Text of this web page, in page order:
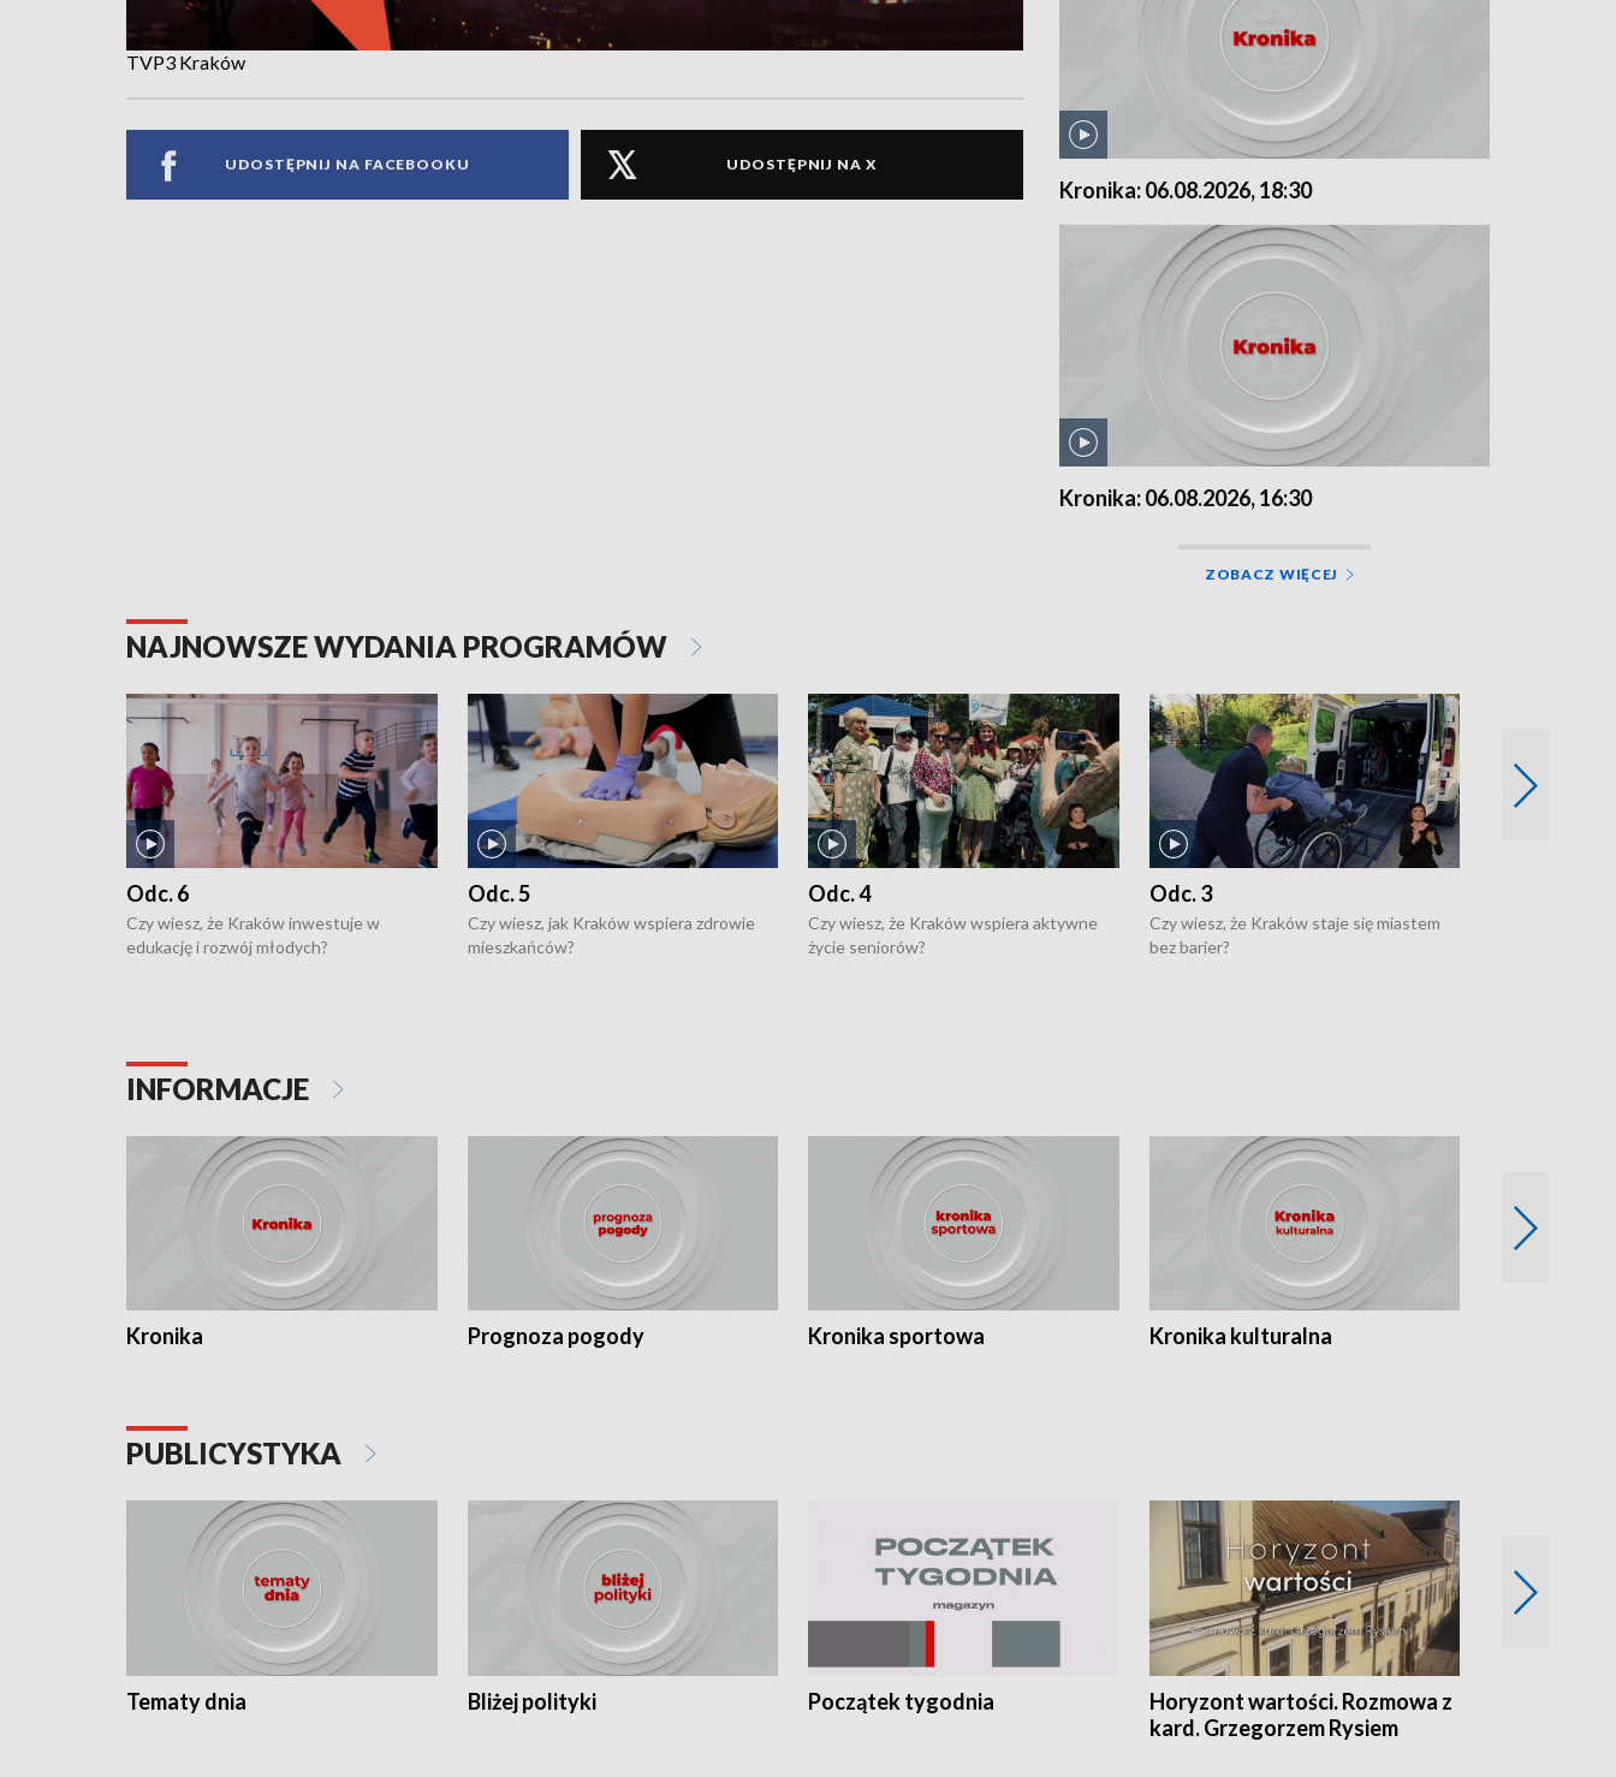
TVP3 Kraków
UDOSTĘPNIJ NA FACEBOOKU UDOSTĘPNIJ NA X
Kronika: 06.08.2026, 18:30
Kronika: 06.08.2026, 16:30
ZOBACZ WIĘCEJ
NAJNOWSZE WYDANIA PROGRAMÓW
Odc. 6
Czy wiesz, że Kraków inwestuje w
edukację i rozwój młodych?
Odc. 5
Czy wiesz, jak Kraków wspiera zdrowie
mieszkańców?
Odc. 4
Czy wiesz, że Kraków wspiera aktywne
życie seniorów?
Odc. 3
Czy wiesz, że Kraków staje się miastem
bez barier?
INFORMACJE
Kronika Prognoza pogody Kronika sportowa Kronika kulturalna
PUBLICYSTYKA
Tematy dnia Bliżej polityki Początek tygodnia
Horyzont wartości. Rozmowa z
kard. Grzegorzem Rysiem